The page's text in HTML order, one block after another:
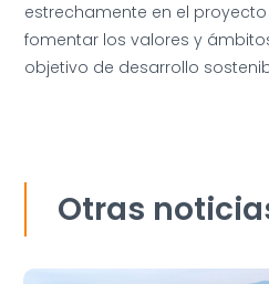
estrechamente en el proyecto
fomentar los valores y
objetivo de desarrollo
Otras